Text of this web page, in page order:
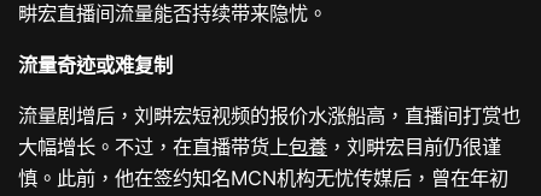
畊宏直播间流量能否持续带来隐忧。
流量奇迹或难复制
流量剧增后，刘畊宏短视频的报价水涨船高，直播间打赏也
大幅增长。不过，在直播带货上包養 ，刘畊宏目前仍很谨
慎。此前，他在签约知名MCN机构无忧传媒后，曾在年初